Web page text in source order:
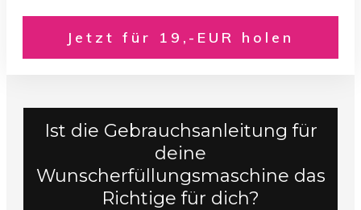
Jetzt für 19,-EUR holen
Ist die Gebrauchsanleitung für
deine
Wunscherfüllungsmaschine das
Richtige für dich?